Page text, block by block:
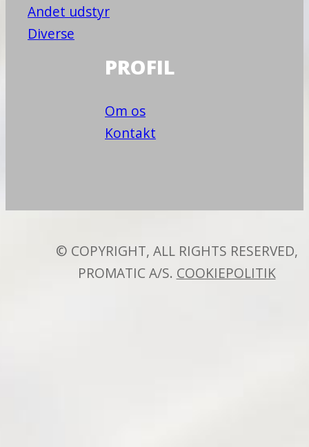
Andet udstyr
Diverse
PROFIL
Om os
Kontakt
© COPYRIGHT, ALL RIGHTS RESERVED,
PROMATIC A/S. COOKIEPOLITIK